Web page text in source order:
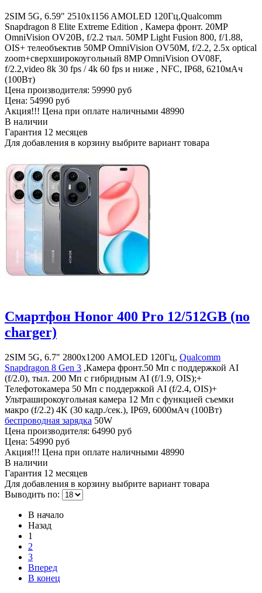
2SIM 5G, 6.59" 2510x1156 AMOLED 120Гц,Qualcomm
Snapdragon 8 Elite Extreme Edition , Камера фронт. 20MP
OmniVision OV20B, f/2.2 тыл. 50MP Light Fusion 800, f/1.88,
OIS+ телеобъектив 50MP OmniVision OV50M, f/2.2, 2.5x optical
zoom+сверхширокоугольный 8MP OmniVision OV08F,
f/2.2,video 8k 30 fps / 4k 60 fps и ниже , NFC, IP68, 6210мАч
(100Вт)
Цена производителя: 59990 руб
Цена: 54990 руб
Акция!!! Цена при оплате наличными 48990
В наличии
Гарантия 12 месяцев
Для добавления в корзину выбрите вариант товара
Смартфон Honor 400 Pro 12/512GB (no
charger)
2SIM 5G, 6.7" 2800х1200 AMOLED 120Гц, Qualcomm
Snapdragon 8 Gen 3 ,Камера фронт.50 Мп с поддержкой AI
(f/2.0), тыл. 200 Мп с гибридным AI (f/1.9, OIS);+
Телефотокамера 50 Мп с поддержкой AI (f/2.4, OIS)+
Ультраширокоугольная камера 12 Мп с функцией съемки
макро (f/2.2) 4K (30 кадр./сек.), IP69, 6000мАч (100Вт)
беспроводная зарядка 50W
Цена производителя: 64990 руб
Цена: 54990 руб
Акция!!! Цена при оплате наличными 48990
В наличии
Гарантия 12 месяцев
Для добавления в корзину выбрите вариант товара
Выводить по:
В начало
Назад
1
2
3
Вперед
В конец